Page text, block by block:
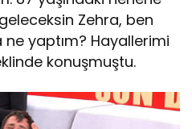
Zehra, ben
yaptım? Hayallerimi
konuşmuştu.